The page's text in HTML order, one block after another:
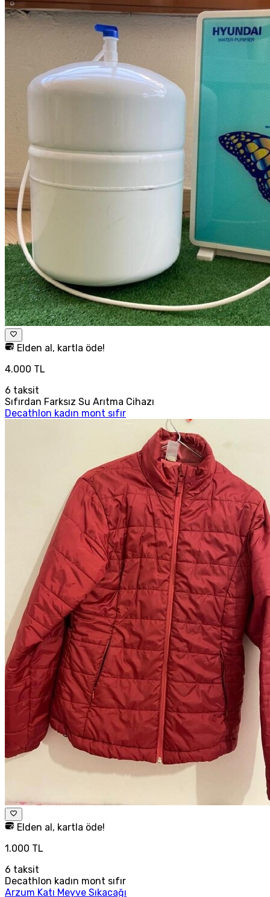
Elden al, kartla öde!
4.000 TL
6 taksit
Sıfırdan Farksız Su Arıtma Cihazı
Decathlon kadın mont sıfır
Elden al, kartla öde!
1.000 TL
6 taksit
Decathlon kadın mont sıfır
Arzum Katı Meyve Sıkacağı